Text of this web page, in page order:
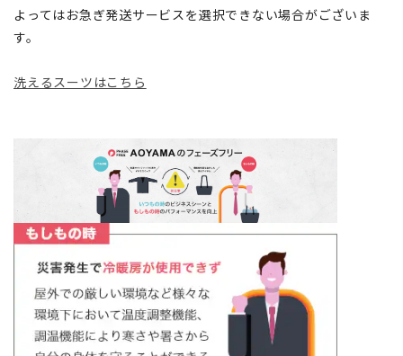
よってはお急ぎ発送サービスを選択できない場合がございま
す。
洗えるスーツはこちら